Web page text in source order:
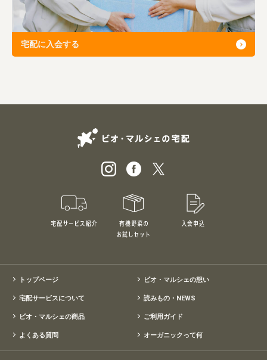
宅配に入会する
宅配サービス紹介 有機野菜のお試しセット
トップページ ビオ・マルシェの想い
宅配サービスについて 読みもの・NEWS
ビオ・マルシェの商品 ご利用ガイド
よくある質問 オーガニックって何